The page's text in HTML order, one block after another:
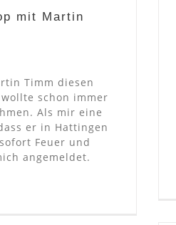
mit Martin
Timm diesen
schon immer
Als mir eine
er in Hattingen
Feuer und
angemeldet.